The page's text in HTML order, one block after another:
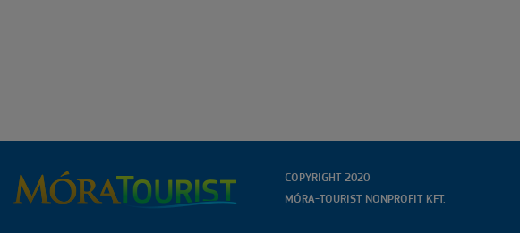
COPYRIGHT 2020
MÓRA-TOURIST NONPROFIT KFT.